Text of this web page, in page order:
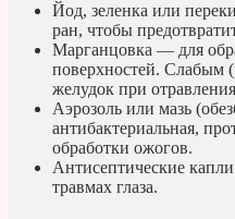
Йод, зеленка или
ран, чтобы
Марганцовка — для
поверхностей. Слабым
желудок при
Аэрозоль или мазь
антибактериальная,
обработки ожогов.
Антисептические
травмах глаза.